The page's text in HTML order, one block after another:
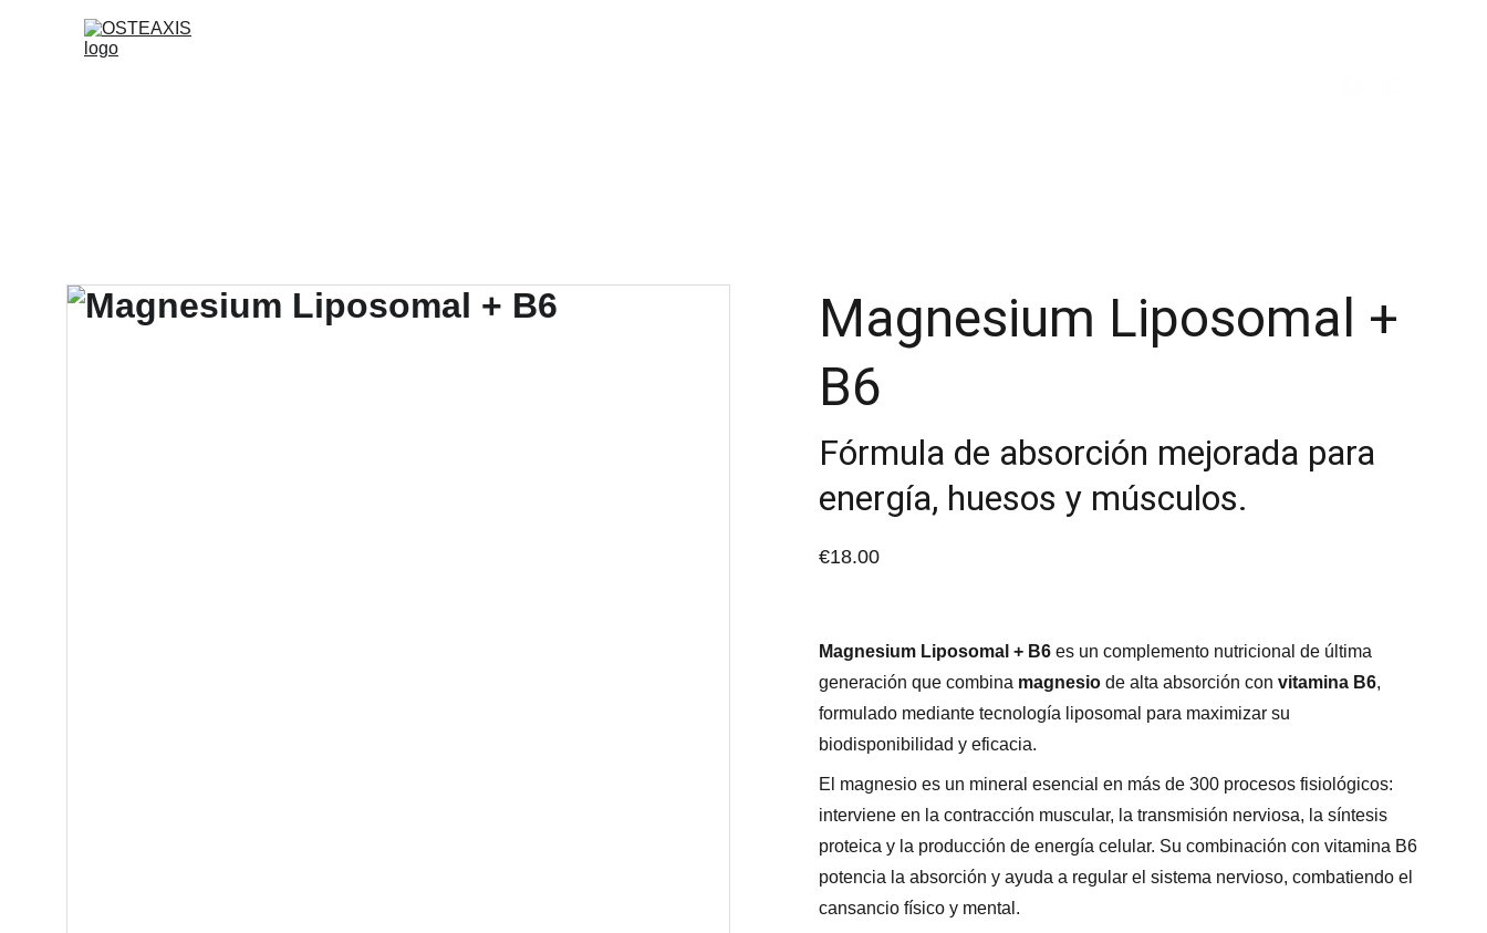
Magnesium Liposomal +
B6
Fórmula de absorción mejorada para
energía, huesos y músculos.
€18.00
Magnesium Liposomal + B6 es un complemento nutricional de última
generación que combina magnesio de alta absorción con vitamina B6,
formulado mediante tecnología liposomal para maximizar su
biodisponibilidad y eficacia.
El magnesio es un mineral esencial en más de 300 procesos fisiológicos:
interviene en la contracción muscular, la transmisión nerviosa, la síntesis
proteica y la producción de energía celular. Su combinación con vitamina B6
potencia la absorción y ayuda a regular el sistema nervioso, combatiendo el
cansancio físico y mental.